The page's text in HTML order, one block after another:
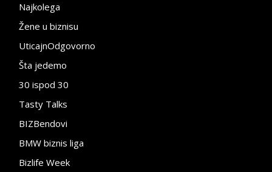
Najkolega
Žene u biznisu
UticajnOdgovorno
Šta jedemo
30 ispod 30
Tasty Talks
BIZBendovi
BMW biznis liga
Bizlife Week